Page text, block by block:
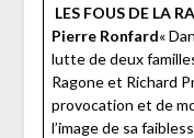
LES FOUS DE LA
Pierre Ronfard«
lutte de deux
Ragone et Richard
provocation et de
l’image de sa